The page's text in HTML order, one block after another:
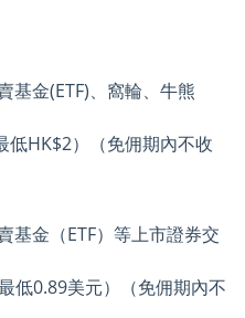
基金(ETF)、窩輪、牛熊
低HK$2）（免佣期內不收
基金（ETF）等上市證券交
低0.89美元）（免佣期內不